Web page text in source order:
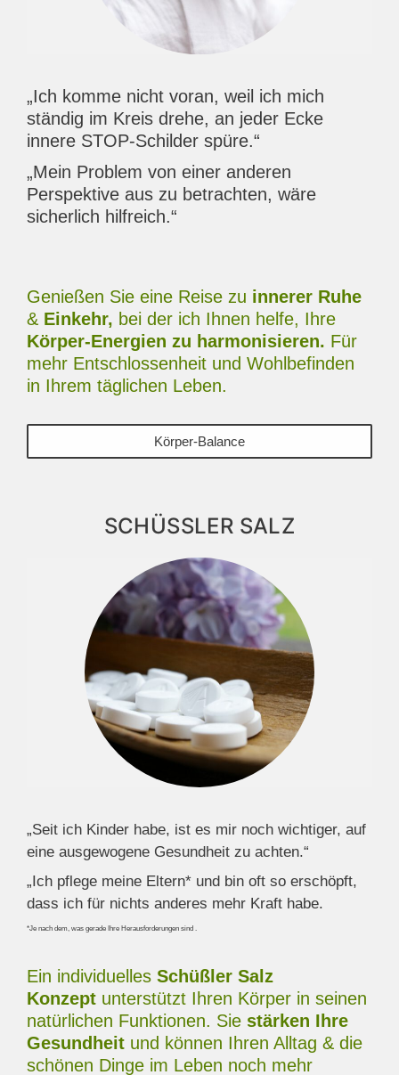
„Ich komme nicht voran, weil ich mich
ständig im Kreis drehe, an jeder Ecke
innere STOP-Schilder spüre.“
„Mein Problem von einer anderen
Perspektive aus zu betrachten, wäre
sicherlich hilfreich.“
Genießen Sie eine Reise zu innerer Ruhe
& Einkehr, bei der ich Ihnen helfe, Ihre
Körper-Energien zu harmonisieren. Für
mehr Entschlossenheit und Wohlbefinden
in Ihrem täglichen Leben.
Körper-Balance
SCHÜSSLER SALZ
„Seit ich Kinder habe, ist es mir noch wichtiger, auf
eine ausgewogene Gesundheit zu achten.“
„Ich pflege meine Eltern* und bin oft so erschöpft,
dass ich für nichts anderes mehr Kraft habe.
*Je nach dem, was gerade Ihre Herausforderungen sind .
Ein individuelles Schüßler Salz
Konzept unterstützt Ihren Körper in seinen
natürlichen Funktionen. Sie stärken Ihre
Gesundheit und können Ihren Alltag & die
schönen Dinge im Leben noch mehr